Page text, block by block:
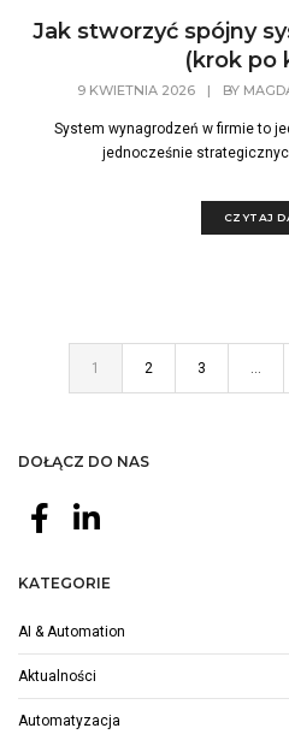
Jak stworzyć spójny
(krok po
9 KWIETNIA 2026 | BY
System wynagrodzeń w firmie to
jednocześnie
CZYTAJ
1 2 3 …
DOŁĄCZ DO NAS
KATEGORIE
AI & Automation
Aktualności
Automatyzacja